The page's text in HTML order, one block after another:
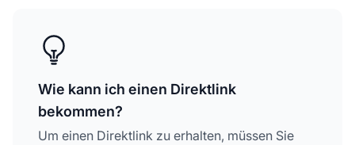
Wie kann ich einen Direktlink
bekommen?
Um einen Direktlink zu erhalten, müssen Sie